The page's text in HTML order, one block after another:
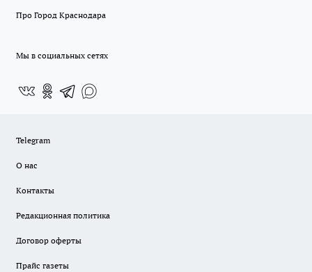
Про Город Краснодара
Мы в социальных сетях
Telegram
О нас
Контакты
Редакционная политика
Договор оферты
Прайс газеты